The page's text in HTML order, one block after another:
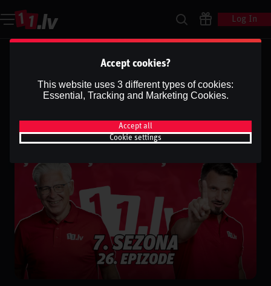
Log In
Ģenerāļa un Buļa Naglas |
7.Sezona 26.Epizode
Updated 13 May 2026
Accept cookies?
This website uses 3 different types of cookies:
Essential, Tracking and Marketing Cookies.
Accept all
Cookie settings